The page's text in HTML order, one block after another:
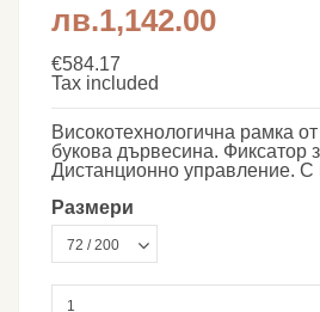
лв.1,142.00
€584.17
Tax included
Високотехнологична рамка
букова дървесина. Фиксатор
Дистанционно управление. С
Размери